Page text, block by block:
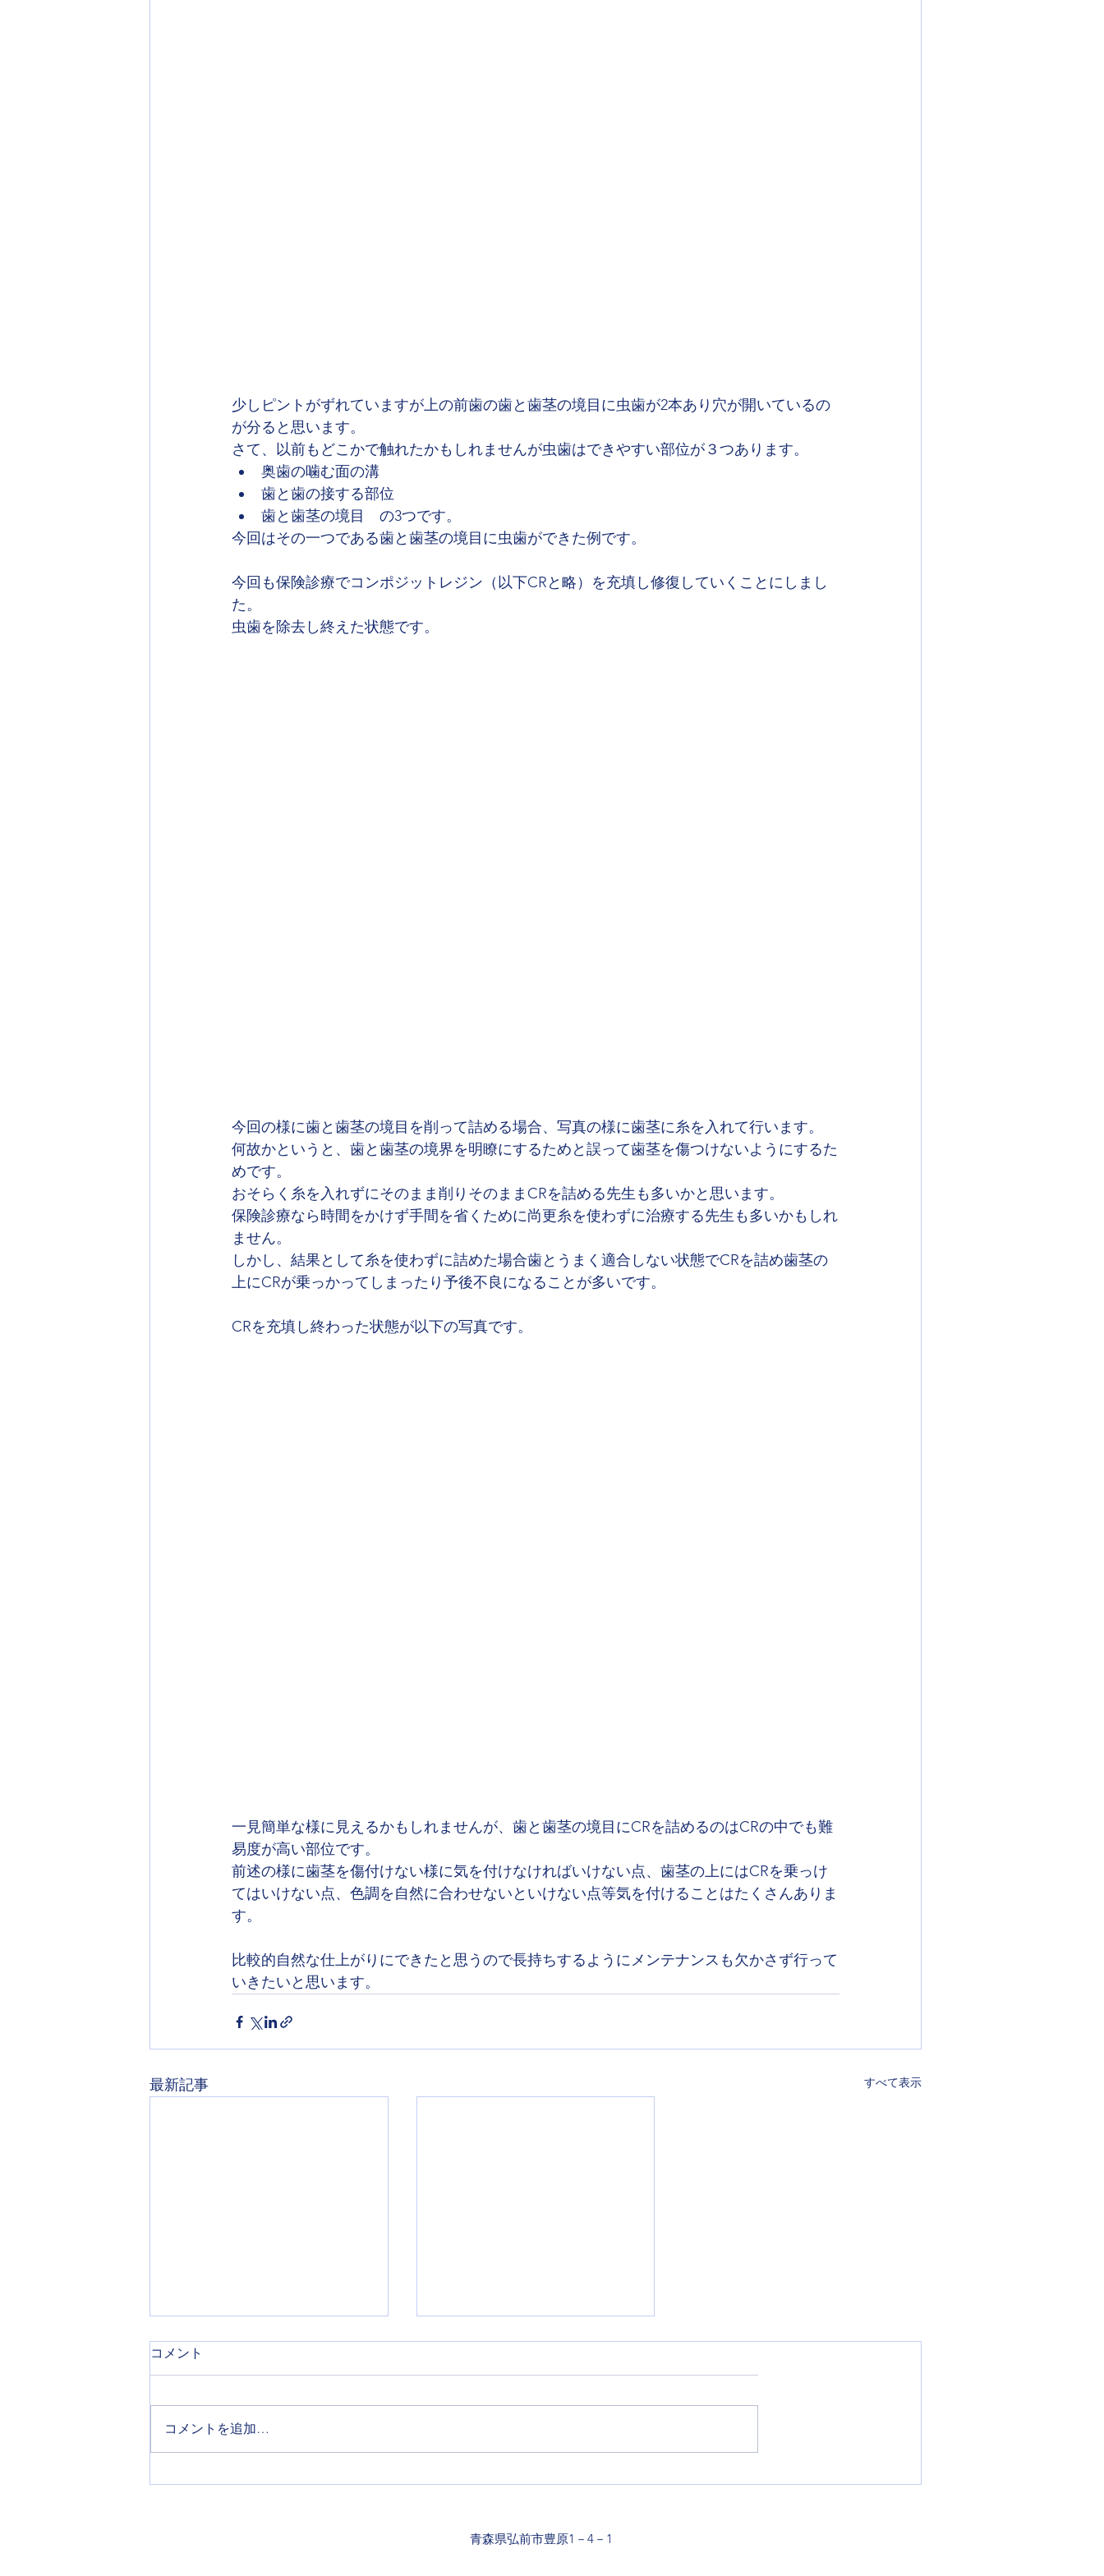
少しピントがずれていますが上の前歯の歯と歯茎の境目に虫歯が2本あり穴が開いているの
が分ると思います。
さて、以前もどこかで触れたかもしれませんが虫歯はできやすい部位が３つあります。
奥歯の噛む面の溝
歯と歯の接する部位
歯と歯茎の境目　の3つです。
今回はその一つである歯と歯茎の境目に虫歯ができた例です。
今回も保険診療でコンポジットレジン（以下CRと略）を充填し修復していくことにしまし
た。
虫歯を除去し終えた状態です。
今回の様に歯と歯茎の境目を削って詰める場合、写真の様に歯茎に糸を入れて行います。
何故かというと、歯と歯茎の境界を明瞭にするためと誤って歯茎を傷つけないようにするた
めです。
おそらく糸を入れずにそのまま削りそのままCRを詰める先生も多いかと思います。
保険診療なら時間をかけず手間を省くために尚更糸を使わずに治療する先生も多いかもしれ
ません。
しかし、結果として糸を使わずに詰めた場合歯とうまく適合しない状態でCRを詰め歯茎の
上にCRが乗っかってしまったり予後不良になることが多いです。
CRを充填し終わった状態が以下の写真です。
一見簡単な様に見えるかもしれませんが、歯と歯茎の境目にCRを詰めるのはCRの中でも難
易度が高い部位です。
前述の様に歯茎を傷付けない様に気を付けなければいけない点、歯茎の上にはCRを乗っけ
てはいけない点、色調を自然に合わせないといけない点等気を付けることはたくさんありま
す。
比較的自然な仕上がりにできたと思うので長持ちするようにメンテナンスも欠かさず行って
いきたいと思います。
最新記事 すべて表示
20代女性 虫歯がある
30代女性 詰め物の下で虫歯
コメント
コメントを追加…
青森県弘前市豊原1－4－1